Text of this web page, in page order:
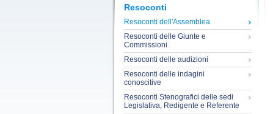
Resoconti
Resoconti dell'Assemblea
Resoconti delle Giunte e
Commissioni
Resoconti delle audizioni
Resoconti delle indagini
conoscitive
Resoconti Stenografici delle sedi
Legislativa, Redigente e Referente